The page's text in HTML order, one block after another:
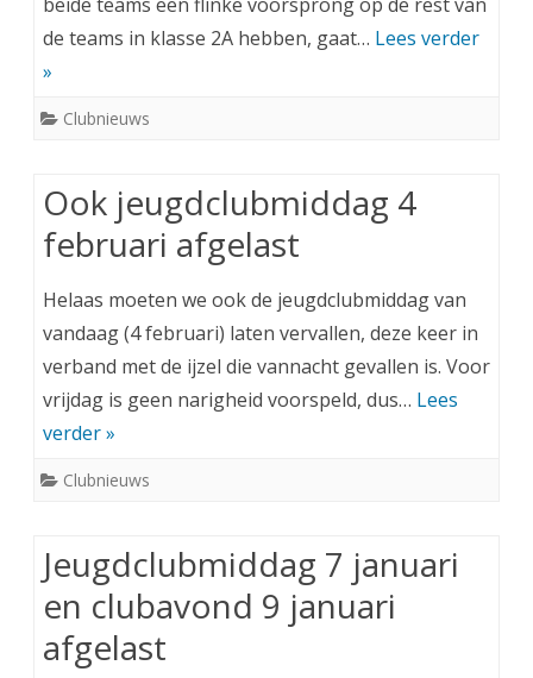
de teams in klasse 2A hebben, gaat… Lees verder
»
Clubnieuws
Ook jeugdclubmiddag 4
februari afgelast
Helaas moeten we ook de jeugdclubmiddag van
vandaag (4 februari) laten vervallen, deze keer in
verband met de ijzel die vannacht gevallen is. Voor
vrijdag is geen narigheid voorspeld, dus… Lees
verder »
Clubnieuws
Jeugdclubmiddag 7 januari
en clubavond 9 januari
afgelast